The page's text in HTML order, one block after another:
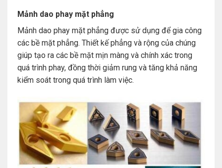
Mảnh dao phay mặt phẳng
Mảnh dao phay mặt phẳng được sử dụng để gia công
các bề mặt phẳng. Thiết kế phẳng và rộng của chúng
giúp tạo ra các bề mặt mịn màng và chính xác trong
quá trình phay, đồng thời giảm rung và tăng khả năng
kiểm soát trong quá trình làm việc.